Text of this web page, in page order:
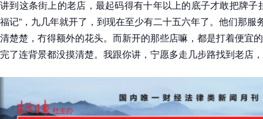
讲到这条街上的老店，最起码得有十年以上的底子才敢把牌子
福记”，九几年就开了，到现在至少有二十五六年了。他们那服
清楚楚，冇得额外的花头。而新开的那些店嘛，都是打着便宜
完了连背景都没摸清楚。我跟你讲，宁愿多走几步路找到老店